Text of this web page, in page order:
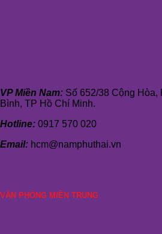
VP Miền Nam: Số 652/38 Cộng
Bình, TP Hồ Chí Minh.
Hotline: 0917 570 020
Email: hcm@namphuthai.vn
VĂN PHÒNG MIỀN TRUNG